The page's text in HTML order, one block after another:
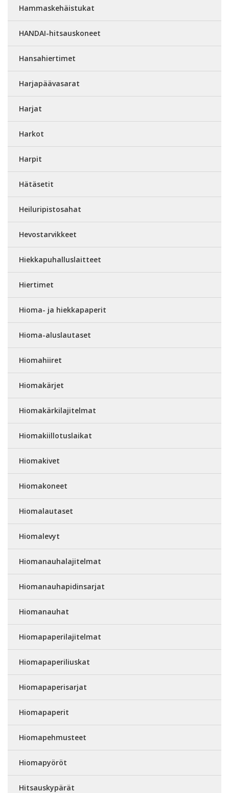
Hammaskehäistukat
HANDAI-hitsauskoneet
Hansahiertimet
Harjapäävasarat
Harjat
Harkot
Harpit
Hätäsetit
Heiluripistosahat
Hevostarvikkeet
Hiekkapuhalluslaitteet
Hiertimet
Hioma- ja hiekkapaperit
Hioma-aluslautaset
Hiomahiiret
Hiomakärjet
Hiomakärkilajitelmat
Hiomakiillotuslaikat
Hiomakivet
Hiomakoneet
Hiomalautaset
Hiomalevyt
Hiomanauhalajitelmat
Hiomanauhapidinsarjat
Hiomanauhat
Hiomapaperilajitelmat
Hiomapaperiliuskat
Hiomapaperisarjat
Hiomapaperit
Hiomapehmusteet
Hiomapyöröt
Hitsauskypärät